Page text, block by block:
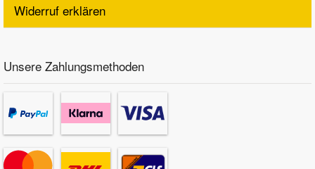
Widerruf erklären
Unsere Zahlungsmethoden